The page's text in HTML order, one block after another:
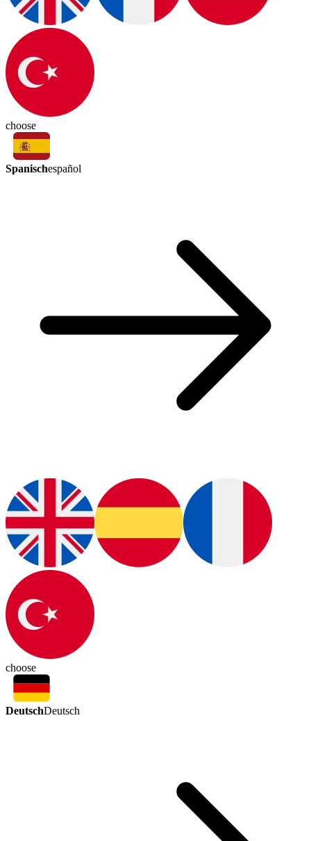
choose
Spanischespañol
choose
DeutschDeutsch